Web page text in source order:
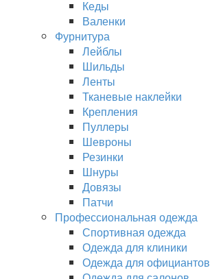
Кеды
Валенки
Фурнитура
Лейблы
Шильды
Ленты
Тканевые наклейки
Крепления
Пуллеры
Шевроны
Резинки
Шнуры
Довязы
Патчи
Профессиональная одежда
Спортивная одежда
Одежда для клиники
Одежда для официантов